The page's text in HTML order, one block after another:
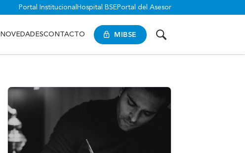
Portal Institucional Hospital BSE Portal del Asesor
MIBSE
NOVEDADESCONTACTO